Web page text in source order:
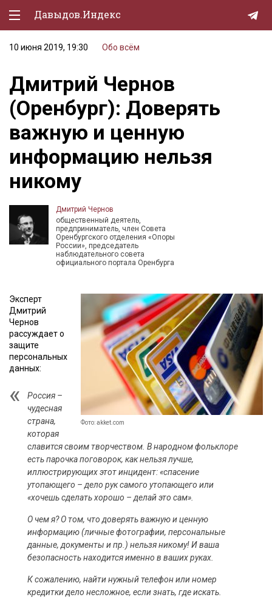
Давыдов.Индекс
Политическая жизнь
Экономика
Природа
Образование
Спорт
Культура
Lifestyle
Мурзилка
10 июня 2019, 19:30 Обо всём
Дмитрий Чернов
(Оренбург): Доверять
важную и ценную
информацию нельзя
никому
Дмитрий Чернов
общественный деятель,
предприниматель, член Совета
Оренбургского отделения «Опоры
России», председатель
наблюдательного совета
официального портала Оренбурга
Фото: akket.com
Эксперт
Дмитрий
Чернов
рассуждает о
защите
персональных
данных:
Россия –
чудесная
страна,
которая
славится своим творчеством. В народном фольклоре
есть парочка поговорок, как нельзя лучше,
иллюстрирующих этот инцидент: «спасение
утопающего – дело рук самого утопающего или
«хочешь сделать хорошо – делай это сам».
О чем я? О том, что доверять важную и ценную
информацию (личные фотографии, персональные
данные, документы и пр.) нельзя никому! И ваша
безопасность находится именно в ваших руках.
К сожалению, найти нужный телефон или номер
кредитки дело несложное, если знать, где искать.